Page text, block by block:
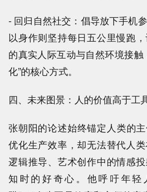
- 回归自然社交：倡导放下手机
以身作则坚持每日五公里慢跑
的真实人际互动与自然环境接触
化”的核心方式。
四、未来图景：人的价值高于工
张朝阳的论述始终锚定人类的
优化生产效率，却无法替代人
逻辑推导、艺术创作中的情感
知时的好奇心。他呼吁年轻